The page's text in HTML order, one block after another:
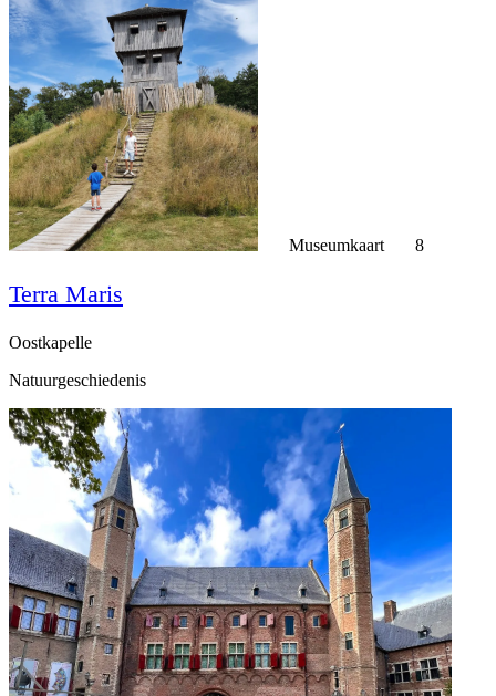
Museumkaart 8
Terra Maris
Oostkapelle
Natuurgeschiedenis